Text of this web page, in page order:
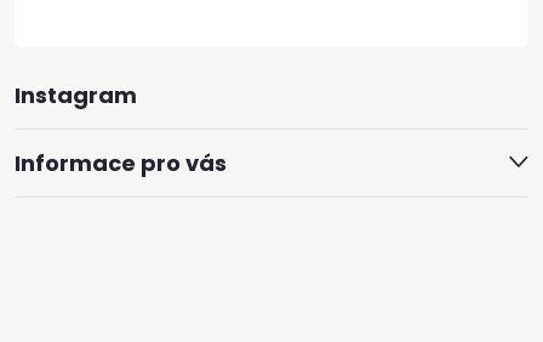
Instagram
Informace pro vás